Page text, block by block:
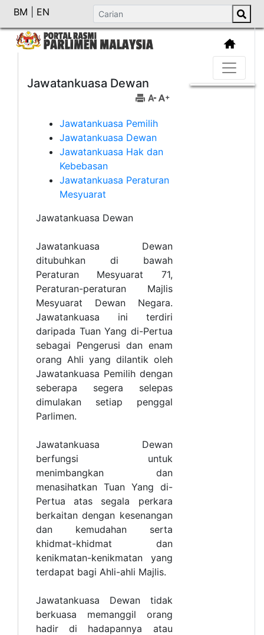
BM EN
Jawatankuasa Dewan
Jawatankuasa Pemilih
Jawatankuasa Dewan
Jawatankuasa Hak dan
Kebebasan
Jawatankuasa Peraturan
Mesyuarat
Jawatankuasa Dewan
Jawatankuasa Dewan
ditubuhkan di bawah
Peraturan Mesyuarat 71,
Peraturan-peraturan Majlis
Mesyuarat Dewan Negara.
Jawatankuasa ini terdiri
daripada Tuan Yang di-Pertua
sebagai Pengerusi dan enam
orang Ahli yang dilantik oleh
Jawatankuasa Pemilih dengan
seberapa segera selepas
dimulakan setiap penggal
Parlimen.
Jawatankuasa Dewan
berfungsi untuk
menimbangkan dan
menasihatkan Tuan Yang di-
Pertua atas segala perkara
berkaitan dengan kesenangan
dan kemudahan serta
khidmat-khidmat dan
kenikmatan-kenikmatan yang
terdapat bagi Ahli-ahli Majlis.
Jawatankuasa Dewan tidak
berkuasa memanggil orang
hadir di hadapannya atau